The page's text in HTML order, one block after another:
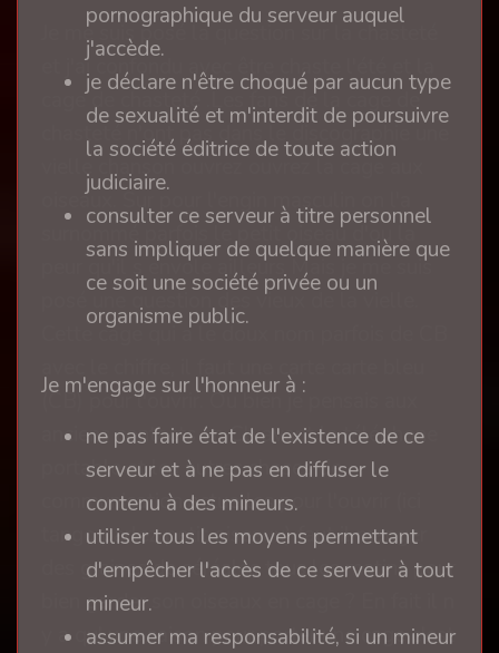
Je me suis posé la question sur la chasteté
et j'ai confondu avec être chaste l'été et la
cage de chasteté .Les fans de la cage de
chasteté n'ont pas dans le discographie une
vielle chanson ouvrez ouvrez la cage aux
oiseaux. Sur pour l'engin masculin on l'a
surnommé parfois le petit oiseau d'ou la
peur qu'il s envole ailleurs Mais je me suis
posé une question des vieux de la vielle.
Cette cage qui a le doux nom parfois de CB
avec le chiffre, il faut une carte carte bleu
(CB) pour l'ouvrir. Ou bien je pensais aux
anciens contacts en Cb avant le téléphone
portable et les autres choses de
communication actuelles pour l'ouvrir (ici
tango parlez petit oiseaux) faut il manger
des graines de céréales tous les matins pour
bien garder son oiseaux en cage ? En fait il n
y a qu' une saison pour porter une cage c'est
pornographique du serveur auquel
j'accède.
je déclare n'être choqué par aucun type
de sexualité et m'interdit de poursuivre
la société éditrice de toute action
judiciaire.
consulter ce serveur à titre personnel
sans impliquer de quelque manière que
ce soit une société privée ou un
organisme public.
Je m'engage sur l'honneur à :
ne pas faire état de l'existence de ce
serveur et à ne pas en diffuser le
contenu à des mineurs.
utiliser tous les moyens permettant
d'empêcher l'accès de ce serveur à tout
mineur.
assumer ma responsabilité, si un mineur